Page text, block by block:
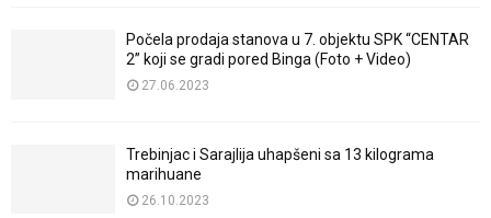
Počela prodaja stanova u 7. objektu SPK “CENTAR
2” koji se gradi pored Binga (Foto + Video)
27.06.2023
Trebinjac i Sarajlija uhapšeni sa 13 kilograma
marihuane
26.10.2023